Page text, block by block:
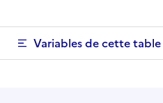
Variables de cette table